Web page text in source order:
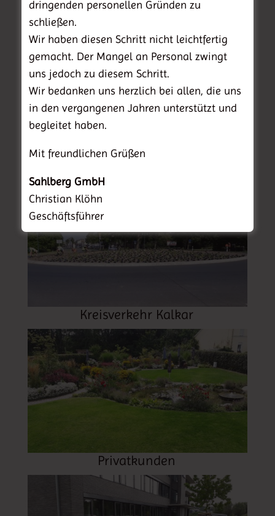
Kreisverkehr Kalkar
Privatkunden
dringenden personellen Gründen zu
schließen.
Wir haben diesen Schritt nicht leichtfertig
gemacht. Der Mangel an Personal zwingt
uns jedoch zu diesem Schritt.
Wir bedanken uns herzlich bei allen, die uns
in den vergangenen Jahren unterstützt und
begleitet haben.
Mit freundlichen Grüßen
Sahlberg GmbH
Christian Klöhn
Geschäftsführer